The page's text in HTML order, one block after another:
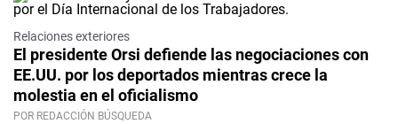
Relaciones exteriores
El presidente Orsi defiende las negociaciones con
EE.UU. por los deportados mientras crece la
molestia en el oficialismo
POR REDACCIÓN BÚSQUEDA